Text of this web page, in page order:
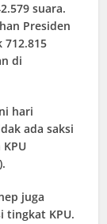
suara.
Presiden
712.815
di
hari
ada saksi
juga
tingkat KPU.